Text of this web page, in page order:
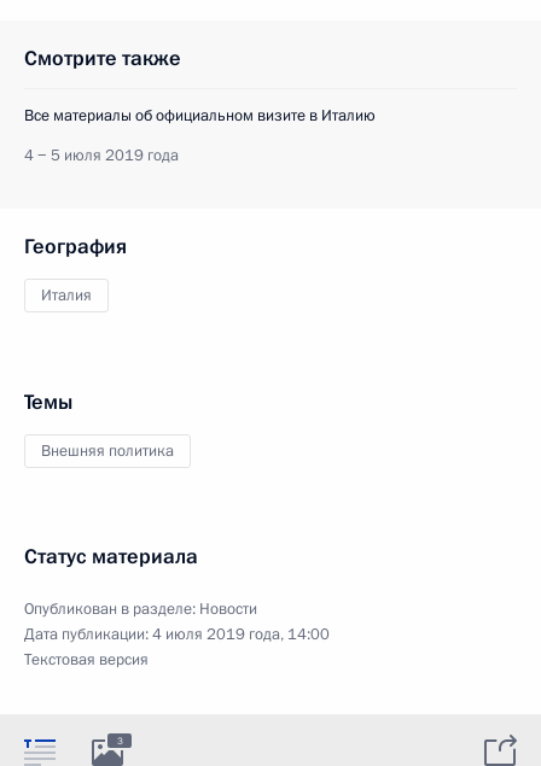
Смотрите также
Все материалы об официальном визите в Италию
4 − 5 июля 2019 года
География
Италия
Темы
Внешняя политика
Статус материала
Опубликован в разделе: Новости
Дата публикации:4 июля 2019 года, 14:00
Текстовая версия
3